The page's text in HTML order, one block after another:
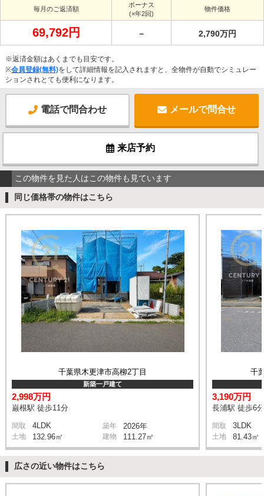
毎月のご返済額
ボーナス
(×年2回)
物件価格
69,792円 － 2,790万円
※返済金額はあくまでも目安です。
※会員登録(無料)をして詳細情報を記入されますと、全物件が自動でシミュレー
ションされとても便利になります。
電話で問合わせ メールで問合せ
来店予約
この物件を見た人はこの物件も見ています
同じ価格帯の物件はこちら
千葉県木更津市高柳2丁目
新築一戸建て
2,998万円
巌根駅 徒歩11分
間取 4LDK 築年 2026年
土地 132.96㎡ 建物 111.27㎡
千
3,190万円
長浦駅 徒歩6分
間取 3LDK
土地 81.43㎡
広さの近い物件はこちら